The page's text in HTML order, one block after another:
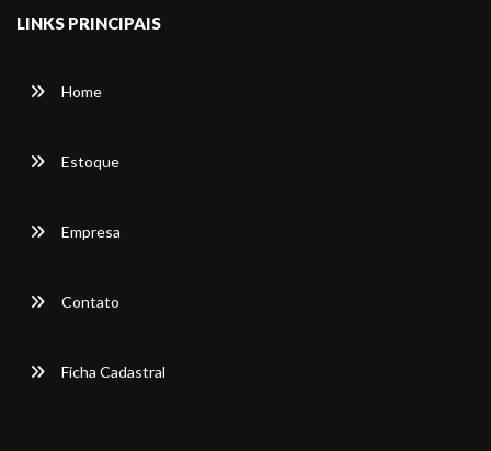
LINKS PRINCIPAIS
Home
Estoque
Empresa
Contato
Ficha Cadastral